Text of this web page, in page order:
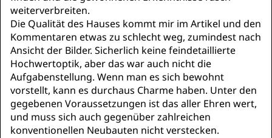
weiterverbreiten.
Die Qualität des Hauses kommt mir im Artikel und den
Kommentaren etwas zu schlecht weg, zumindest nach
Ansicht der Bilder. Sicherlich keine feindetaillierte
Hochwertoptik, aber das war auch nicht die
Aufgabenstellung. Wenn man es sich bewohnt
vorstellt, kann es durchaus Charme haben. Unter den
gegebenen Voraussetzungen ist das aller Ehren wert,
und muss sich auch gegenüber zahlreichen
konventionellen Neubauten nicht verstecken.